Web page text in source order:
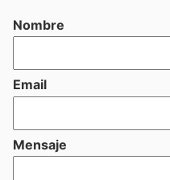
Nombre
Email
Mensaje